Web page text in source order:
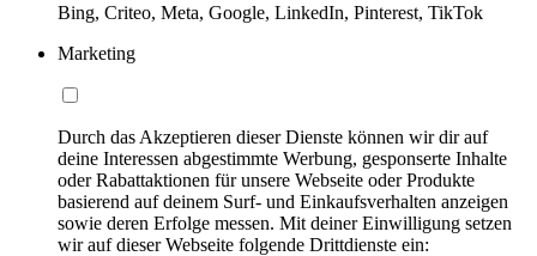
Bing, Criteo, Meta, Google, LinkedIn, Pinterest, TikTok
Marketing
Durch das Akzeptieren dieser Dienste können wir dir auf
deine Interessen abgestimmte Werbung, gesponserte Inhalte
oder Rabattaktionen für unsere Webseite oder Produkte
basierend auf deinem Surf- und Einkaufsverhalten anzeigen
sowie deren Erfolge messen. Mit deiner Einwilligung setzen
wir auf dieser Webseite folgende Drittdienste ein: